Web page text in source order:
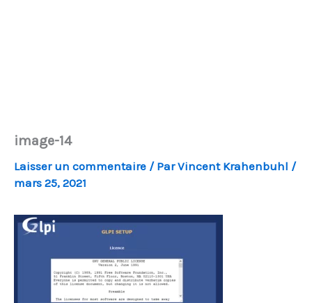
image-14
Laisser un commentaire / ParVincent Krahenbuhl /
mars 25, 2021